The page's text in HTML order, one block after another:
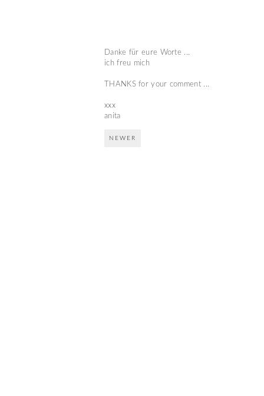
Danke für eure Worte ...
ich freu mich
THANKS for your comment ...
xxx
anita
NEWER